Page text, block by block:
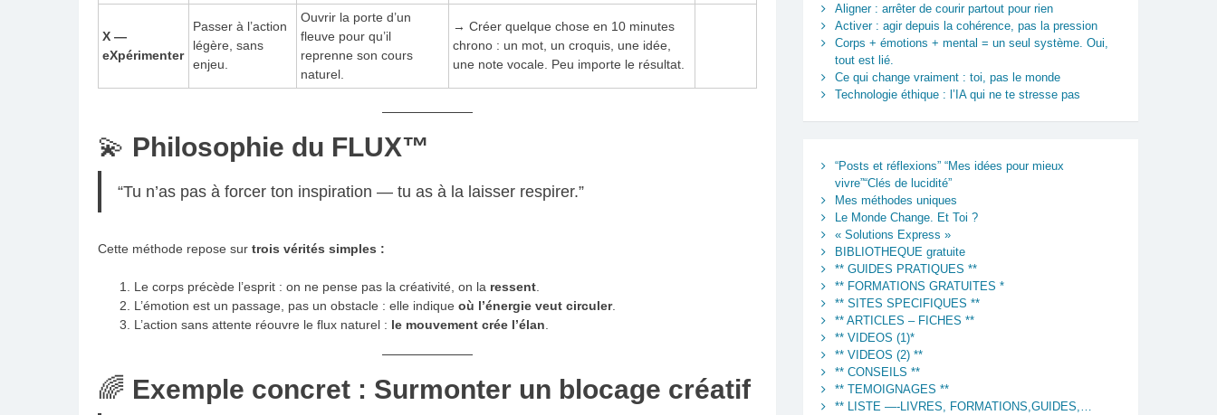
X —
eXpérimenter
Passer à l’action
légère, sans
enjeu.
Ouvrir la porte d’un
fleuve pour qu’il
reprenne son cours
naturel.
→ Créer quelque chose en 10 minutes
chrono : un mot, un croquis, une idée,
une note vocale. Peu importe le résultat.
💫 Philosophie du FLUX™
“Tu n’as pas à forcer ton inspiration — tu as à la laisser respirer.”
Cette méthode repose sur trois vérités simples :
Le corps précède l’esprit : on ne pense pas la créativité, on la ressent.
L’émotion est un passage, pas un obstacle : elle indique où l’énergie veut circuler.
L’action sans attente réouvre le flux naturel : le mouvement crée l’élan.
🌈 Exemple concret : Surmonter un blocage créatif
Aligner : arrêter de courir partout pour rien
Activer : agir depuis la cohérence, pas la pression
Corps + émotions + mental = un seul système. Oui,
tout est lié.
Ce qui change vraiment : toi, pas le monde
Technologie éthique : l’IA qui ne te stresse pas
“Posts et réflexions” “Mes idées pour mieux
vivre”“Clés de lucidité”
Mes méthodes uniques
Le Monde Change. Et Toi ?
« Solutions Express »
BIBLIOTHEQUE gratuite
** GUIDES PRATIQUES **
** FORMATIONS GRATUITES *
** SITES SPECIFIQUES **
** ARTICLES – FICHES **
** VIDEOS (1)*
** VIDEOS (2) **
** CONSEILS **
** TEMOIGNAGES **
** LISTE —-LIVRES, FORMATIONS,GUIDES,…